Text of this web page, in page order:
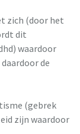
zich (door het
dit
waardoor
de
(gebrek
zijn waardoor